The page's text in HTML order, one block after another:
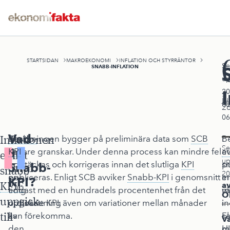
STARTSIDAN MAKROEKONOMI INFLATION OCH STYRRÄNTOR
SNABB-INFLATION
06
Inflationen
enligt
snabb-
KPIF
uppgick
till
Vad
är
Snabb-
KPI?
Snabb-
KPI
är
en
tidig
uppskattning
av
Beräkningen bygger på preliminära data som SCB
senare granskar. Under denna process kan mindre fel
upptäckas och korrigeras innan det slutliga KPI
publiceras. Enligt SCB avviker Snabb-KPI i genomsnitt
endast med en hundradels procentenhet från det
ordinarie KPI, även om variationer mellan månader
kan förekomma.
av
i
I